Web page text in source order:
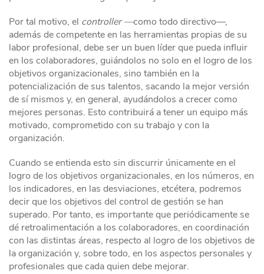
Por tal motivo, el controller —como todo directivo—,
además de competente en las herramientas propias de su
labor profesional, debe ser un buen líder que pueda influir
en los colaboradores, guiándolos no solo en el logro de los
objetivos organizacionales, sino también en la
potencialización de sus talentos, sacando la mejor versión
de sí mismos y, en general, ayudándolos a crecer como
mejores personas. Esto contribuirá a tener un equipo más
motivado, comprometido con su trabajo y con la
organización.
Cuando se entienda esto sin discurrir únicamente en el
logro de los objetivos organizacionales, en los números, en
los indicadores, en las desviaciones, etcétera, podremos
decir que los objetivos del control de gestión se han
superado. Por tanto, es importante que periódicamente se
dé retroalimentación a los colaboradores, en coordinación
con las distintas áreas, respecto al logro de los objetivos de
la organización y, sobre todo, en los aspectos personales y
profesionales que cada quien debe mejorar.